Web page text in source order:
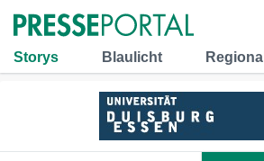
Storys Blaulicht Regional